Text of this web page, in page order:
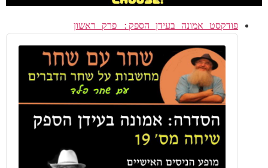
פודקסט אמונה בעידן הספק: פרק ראשון
Audio
Player